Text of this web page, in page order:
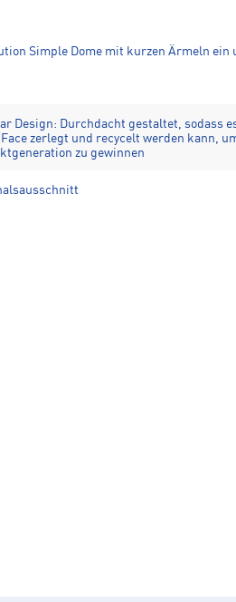
Simple Dome mit kurzen Ärmeln
Design: Durchdacht gestaltet, sodass
zerlegt und recycelt werden kann,
zu gewinnen